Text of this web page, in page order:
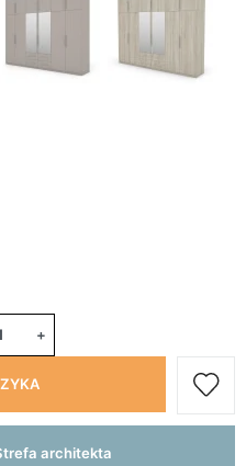
+
architekta